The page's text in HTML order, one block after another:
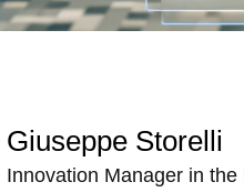
Giuseppe Storelli
Innovation Manager in